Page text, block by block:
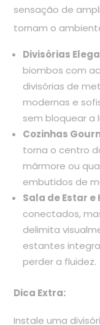
sensação de
tornam o
Divisórias
biombos com
divisórias de
modernas e
sem bloquear a
Cozinhas
torna o centro
mármore ou
embutidos de
Sala de Estar
conectados,
delimita
estantes
perder a fluidez.
Dica Extra:
Instale uma